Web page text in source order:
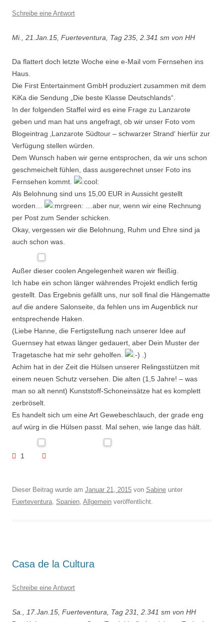
Schreibe eine Antwort
Mi., 21.Jan.15, Fuerteventura, Tag 235, 2.341 sm von HH
Da flattert doch letzte Woche eine e-Mail vom Fernsehen ins
Haus.
Die First Entertainment GmbH produziert zusammen mit dem
KiKa die Sendung „Die beste Klasse Deutschlands“.
In der folgenden Staffel wird es eine Frage zu Lanzarote
geben und man hat uns angefragt, ob wir unser Foto vom
Blogeintrag ‚Lanzarote Südtour – schwarzer Strand‘ hierfür zur
Verfügung stellen würden.
Dem Wunsch haben wir gerne entsprochen, da wir uns schon
geschmeichelt fühlen, dass ausgerechnet unser Foto ins
Fernsehen kommt.
Als Belohnung sind uns 15,00 EUR in Aussicht gestellt
worden…
…aber nur, wenn wir eine Rechnung
per Post zum Sender schicken.
Okay, vergessen wir die Belohnung, Ruhm und Ehre sind ja
auch schon was.
Außer dieser coolen Angelegenheit waren wir fleißig.
Ich habe ein schon länger währendes Projekt endlich fertig
gestellt. Das Ergebnis gefällt uns, nur soll final die Hängematte
auf die andere Salonseite, da fehlen uns im Augenblick nur
entsprechende Haken.
(Liebe Hanne, die Fertigstellung nach unserer Idee auf
Guernsey hat etwas länger gedauert, aber Dein Muster der
Tragetasche hat mir sehr geholfen.
.)
Achim hat in der Zeit die Hülsen unserer Relingsstützen mit
einem neuen Schutz versehen. Die alten (1,5 Jahre! – was
man so alt nennt) Kunststoff-Schoneinsätze hat es komplett
zerbröselt.
Es handelt sich um eine Art Gewebeschlauch, der grade eng
auf würg in die Hülsen passt. Mal sehen, wie lange das hält.
1
Dieser Beitrag wurde am Januar 21, 2015 von Sabine unter
Fuerteventura, Spanien, Allgemein veröffentlicht.
Casa de la Cultura
Schreibe eine Antwort
Sa., 17.Jan.15, Fuerteventura, Tag 231, 2.341 sm von HH